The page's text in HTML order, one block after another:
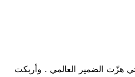
هزّت الضمير العالمي . وأربكت